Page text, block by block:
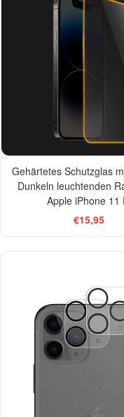
Gehärtetes Schutzglas
Dunkeln leuchtenden
Apple iPhone 11
€15,95